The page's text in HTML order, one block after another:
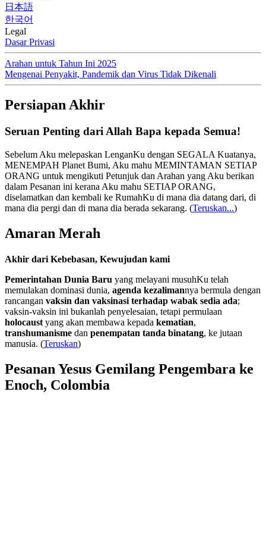
日本語
한국어
Legal
Dasar Privasi
Arahan untuk Tahun Ini 2025
Mengenai Penyakit, Pandemik dan Virus Tidak Dikenali
Persiapan Akhir
Seruan Penting dari Allah Bapa kepada Semua!
Sebelum Aku melepaskan LenganKu dengan SEGALA Kuatanya,
MENEMPAH Planet Bumi, Aku mahu MEMINTAMAN SETIAP
ORANG untuk mengikuti Petunjuk dan Arahan yang Aku berikan
dalam Pesanan ini kerana Aku mahu SETIAP ORANG,
diselamatkan dan kembali ke RumahKu di mana dia datang dari, di
mana dia pergi dan di mana dia berada sekarang. (Teruskan...)
Amaran Merah
Akhir dari Kebebasan, Kewujudan kami
Pemerintahan Dunia Baru yang melayani musuhKu telah
memulakan dominasi dunia, agenda kezalimannya bermula dengan
rancangan vaksin dan vaksinasi terhadap wabak sedia ada;
vaksin-vaksin ini bukanlah penyelesaian, tetapi permulaan
holocaust yang akan membawa kepada kematian,
transhumanisme dan penempatan tanda binatang, ke jutaan
manusia. (Teruskan)
Pesanan Yesus Gemilang Pengembara ke
Enoch, Colombia